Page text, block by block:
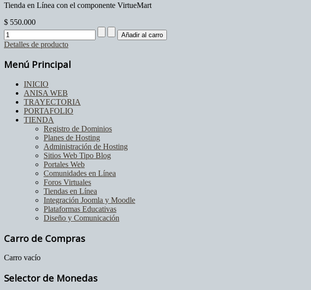
Tienda en Línea con el componente VirtueMart
$ 550.000
Detalles de producto
Menú Principal
INICIO
ANISA WEB
TRAYECTORIA
PORTAFOLIO
TIENDA
Registro de Dominios
Planes de Hosting
Administración de Hosting
Sitios Web Tipo Blog
Portales Web
Comunidades en Línea
Foros Virtuales
Tiendas en Línea
Integración Joomla y Moodle
Plataformas Educativas
Diseño y Comunicación
Carro de Compras
Carro vacío
Selector de Monedas